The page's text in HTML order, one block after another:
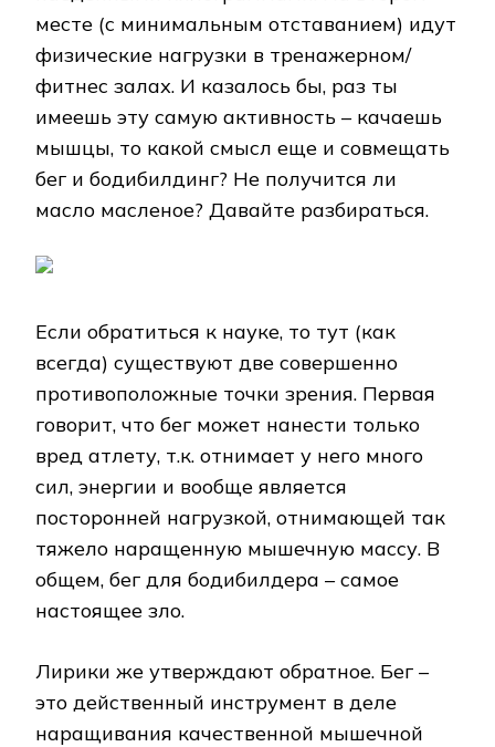
месте (с минимальным отставанием) идут
физические нагрузки в тренажерном/
фитнес залах. И казалось бы, раз ты
имеешь эту самую активность – качаешь
мышцы, то какой смысл еще и совмещать
бег и бодибилдинг? Не получится ли
масло масленое? Давайте разбираться.
Если обратиться к науке, то тут (как
всегда) существуют две совершенно
противоположные точки зрения. Первая
говорит, что бег может нанести только
вред атлету, т.к. отнимает у него много
сил, энергии и вообще является
посторонней нагрузкой, отнимающей так
тяжело наращенную мышечную массу. В
общем, бег для бодибилдера – самое
настоящее зло.
Лирики же утверждают обратное. Бег –
это действенный инструмент в деле
наращивания качественной мышечной